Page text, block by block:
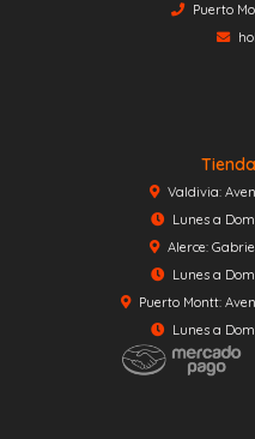
Puerto
Valdivia:
Lunes a
Alerce:
Lunes a
Puerto Montt:
Lunes a